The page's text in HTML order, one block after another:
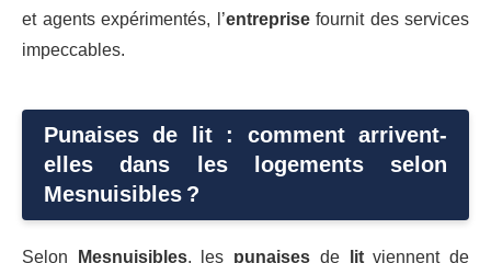
et agents expérimentés, l’entreprisefournit des services
impeccables.
Punaises de lit : comment arrivent-
elles dans les logements selon
Mesnuisibles ?
Selon Mesnuisibles, les punaises de litviennent de